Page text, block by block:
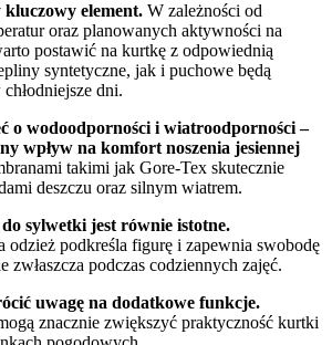
element. W zależności od
oraz planowanych aktywności na
postawić na kurtkę z odpowiednią
syntetyczne, jak i puchowe będą
dni.
o wodoodporności i wiatroodporności –
wpływ na komfort noszenia jesiennej
takimi jak Gore-Tex skutecznie
deszczu oraz silnym wiatrem.
sylwetki jest równie istotne.
odzież podkreśla figurę i zapewnia swobodę
zwłaszcza podczas codziennych zajęć.
uwagę na dodatkowe funkcje.
znacznie zwiększyć praktyczność kurtki